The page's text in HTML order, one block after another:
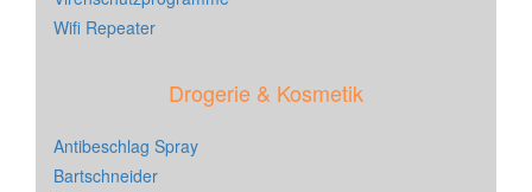
Wifi Repeater
Drogerie & Kosmetik
Antibeschlag Spray
Bartschneider